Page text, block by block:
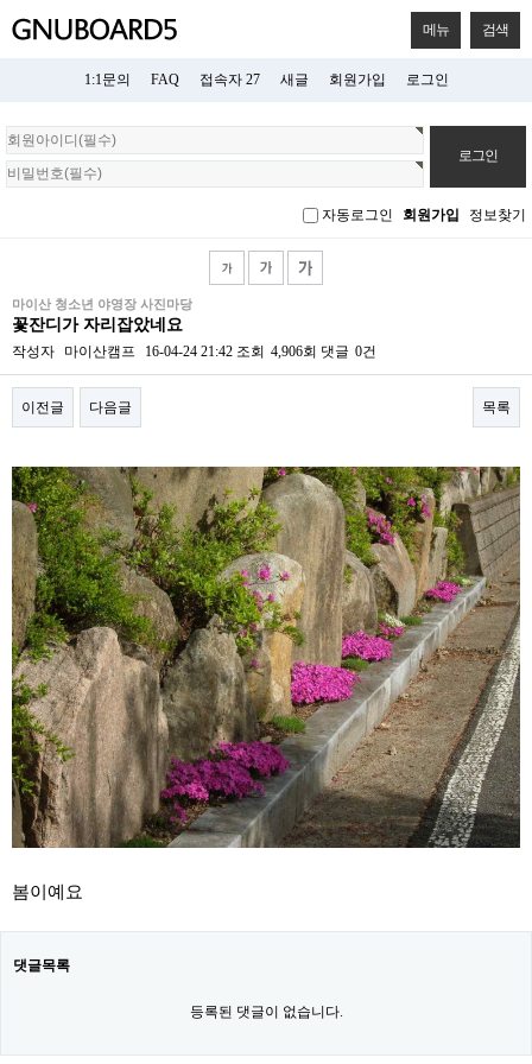
메뉴 검색
1:1문의 FAQ 접속자 27 새글 회원가입 로그인
회
원
로
자동로그인 회원가입 정보찾기
마이산 청소년 야영장 사진마당
꽃잔디가 자리잡았네요
작성자 마이산캠프 16-04-24 21:42 조회 4,906회 댓글 0건
이전글 다음글 목록
본문
봄이예요
댓글목록
등록된 댓글이 없습니다.